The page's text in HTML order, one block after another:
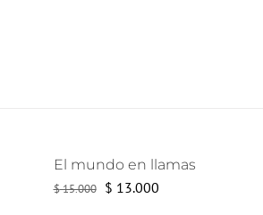
El mundo en llamas
$15.000
El
$ 13.000El